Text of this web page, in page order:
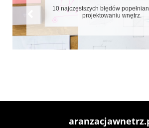
10 najczęstszych błędów
projektowaniu wnętrz.